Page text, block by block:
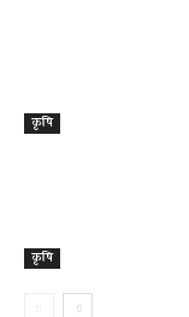
कृषि
कृषि